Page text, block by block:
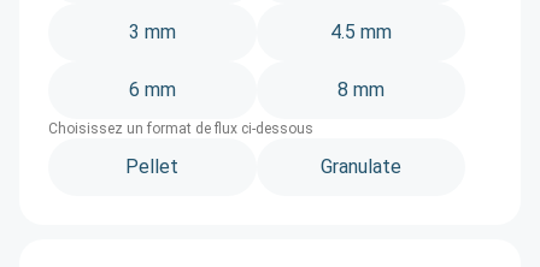
3 mm 4.5 mm
6 mm 8 mm
Choisissez un format de flux ci-dessous
Pellet Granulate